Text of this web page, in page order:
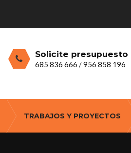
Solicite presupuesto
685 836 666 /956 858 196
TRABAJOS Y PROYECTOS